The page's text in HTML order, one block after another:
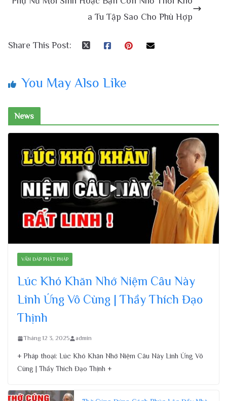
a Tu Tập Sao Cho Phù Hợp
Share This Post:
You May Also Like
News
VẤN ĐÁP PHẬT PHÁP
Lúc Khó Khăn Nhớ Niệm Câu Này
Linh Ứng Vô Cùng | Thầy Thích Đạo
Thịnh
Tháng 12 3, 2025 admin
+ Pháp thoại: Lúc Khó Khăn Nhớ Niệm Câu Này Linh Ứng Vô
Cùng | Thầy Thích Đạo Thịnh +